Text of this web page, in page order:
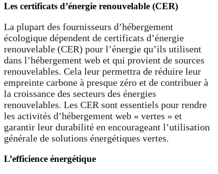
Les certificats d’énergie renouvelable (CER)
La plupart des fournisseurs d’hébergement
écologique dépendent de certificats d’énergie
renouvelable (CER) pour l’énergie qu’ils utilisent
dans l’hébergement web et qui provient de sources
renouvelables. Cela leur permettra de réduire leur
empreinte carbone à presque zéro et de contribuer à
la croissance des secteurs des énergies
renouvelables. Les CER sont essentiels pour rendre
les activités d’hébergement web « vertes » et
garantir leur durabilité en encourageant l’utilisation
générale de solutions énergétiques vertes.
L’efficience énergétique